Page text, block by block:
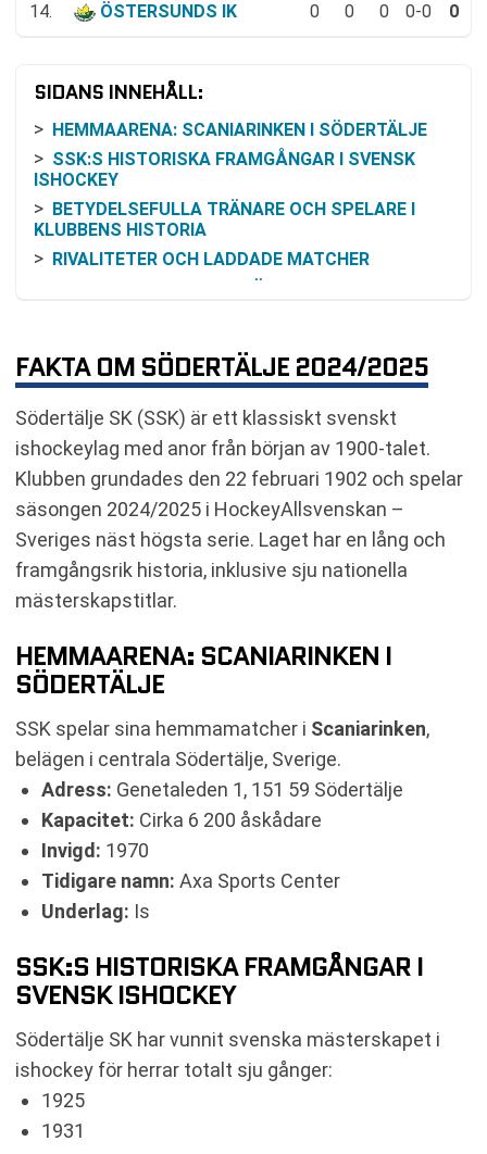
14. ÖSTERSUNDS IK 0 0 0 0-0 0
SIDANS INNEHÅLL:
HEMMAARENA: SCANIARINKEN I SÖDERTÄLJE
SSK:S HISTORISKA FRAMGÅNGAR I SVENSK
ISHOCKEY
BETYDELSEFULLA TRÄNARE OCH SPELARE I
KLUBBENS HISTORIA
RIVALITETER OCH LADDADE MATCHER
FAKTA OM SÖDERTÄLJE 2024/2025
Södertälje SK (SSK) är ett klassiskt svenskt
ishockeylag med anor från början av 1900-talet.
Klubben grundades den 22 februari 1902 och spelar
säsongen 2024/2025 i HockeyAllsvenskan –
Sveriges näst högsta serie. Laget har en lång och
framgångsrik historia, inklusive sju nationella
mästerskapstitlar.
HEMMAARENA: SCANIARINKEN I
SÖDERTÄLJE
SSK spelar sina hemmamatcher i Scaniarinken,
belägen i centrala Södertälje, Sverige.
Adress: Genetaleden 1, 151 59 Södertälje
Kapacitet: Cirka 6 200 åskådare
Invigd: 1970
Tidigare namn: Axa Sports Center
Underlag: Is
SSK:S HISTORISKA FRAMGÅNGAR I
SVENSK ISHOCKEY
Södertälje SK har vunnit svenska mästerskapet i
ishockey för herrar totalt sju gånger:
1925
1931